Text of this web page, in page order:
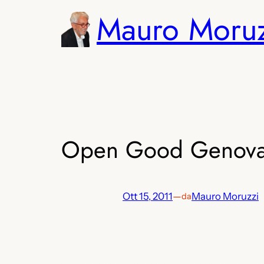
Mauro
Open Good
Ott 15, 2011—daMauro Moruzzi